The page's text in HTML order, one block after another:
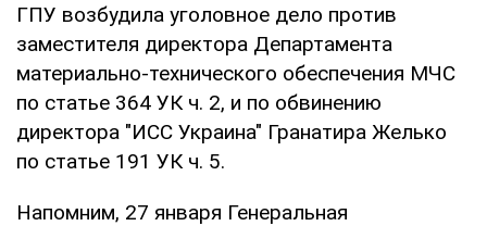
ГПУ возбудила уголовное дело против
заместителя директора Департамента
материально-технического обеспечения МЧС
по статье 364 УК ч. 2, и по обвинению
директора "ИСС Украина" Гранатира Желько
по статье 191 УК ч. 5.
Напомним, 27 января Генеральная